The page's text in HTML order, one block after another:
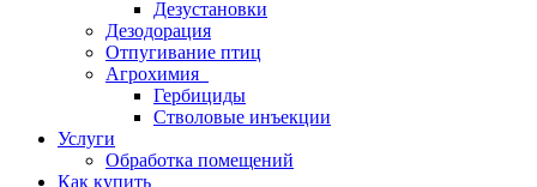
Дезустановки
Дезодорация
Отпугивание птиц
Агрохимия
Гербициды
Стволовые инъекции
Услуги
Обработка помещений
Как купить